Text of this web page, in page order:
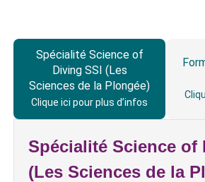
Spécialité Science of
Diving SSI (Les
Sciences de la Plongée)
Clique ici pour plus d’infos
Spécialité Science of
(Les Sciences de la